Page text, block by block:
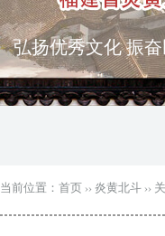
弘扬优秀文化 振
瑰宝 宣传中华精英
突出海西特色 报
当前位置： 首页 ›› 炎黄北斗 ››